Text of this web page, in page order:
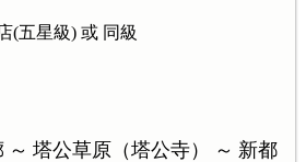
(五星級) 或 同級
～ 塔公草原（塔公寺） ～ 新都